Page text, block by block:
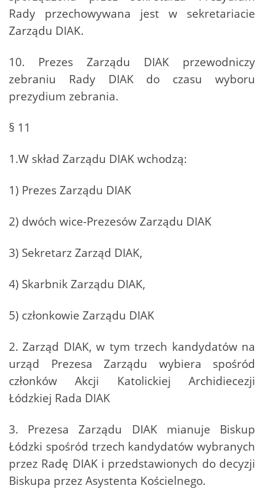
Rady przechowywana jest w sekretariacie
Zarządu DIAK.
10. Prezes Zarządu DIAK przewodniczy
zebraniu Rady DIAK do czasu wyboru
prezydium zebrania.
§ 11
1.W skład Zarządu DIAK wchodzą:
1) Prezes Zarządu DIAK
2) dwóch wice-Prezesów Zarządu DIAK
3) Sekretarz Zarząd DIAK,
4) Skarbnik Zarządu DIAK,
5) członkowie Zarządu DIAK
2. Zarząd DIAK, w tym trzech kandydatów na
urząd Prezesa Zarządu wybiera spośród
członków Akcji Katolickiej Archidiecezji
Łódzkiej Rada DIAK
3. Prezesa Zarządu DIAK mianuje Biskup
Łódzki spośród trzech kandydatów wybranych
przez Radę DIAK i przedstawionych do decyzji
Biskupa przez Asystenta Kościelnego.